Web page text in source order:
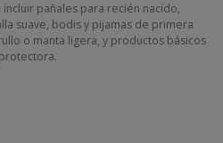
pañales para recién nacido,
suave, bodis y pijamas de primera
o manta ligera, y productos básicos